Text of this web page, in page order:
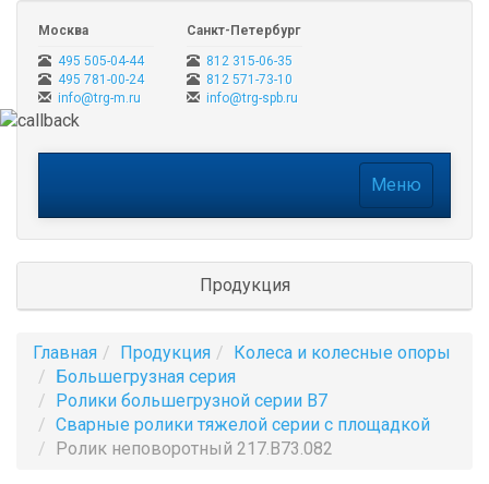
Москва
495 505-04-44
495 781-00-24
info@trg-m.ru
Санкт-Петербург
812 315-06-35
812 571-73-10
info@trg-spb.ru
Меню
Продукция
Главная Продукция
Колеса и колесные опоры
Большегрузная серия
Ролики большегрузной серии B7
Сварные ролики тяжелой серии с площадкой
Ролик неповоротный 217.B73.082